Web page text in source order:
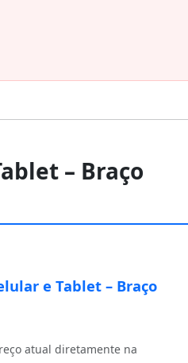
– Braço
e Tablet – Braço
atual diretamente na